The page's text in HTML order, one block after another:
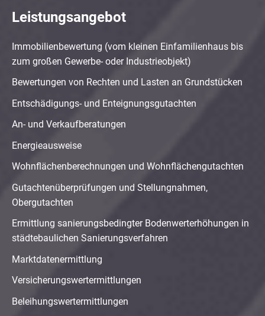
Leistungsangebot
Immobilienbewertung (vom kleinen Einfamilienhaus bis
zum großen Gewerbe- oder Industrieobjekt)
Bewertungen von Rechten und Lasten an Grundstücken
Entschädigungs- und Enteignungsgutachten
An- und Verkaufberatungen
Energieausweise
Wohnflächenberechnungen und Wohnflächengutachten
Gutachtenüberprüfungen und Stellungnahmen,
Obergutachten
Ermittlung sanierungsbedingter Bodenwerterhöhungen in
städtebaulichen Sanierungsverfahren
Marktdatenermittlung
Versicherungswertermittlungen
Beleihungswertermittlungen